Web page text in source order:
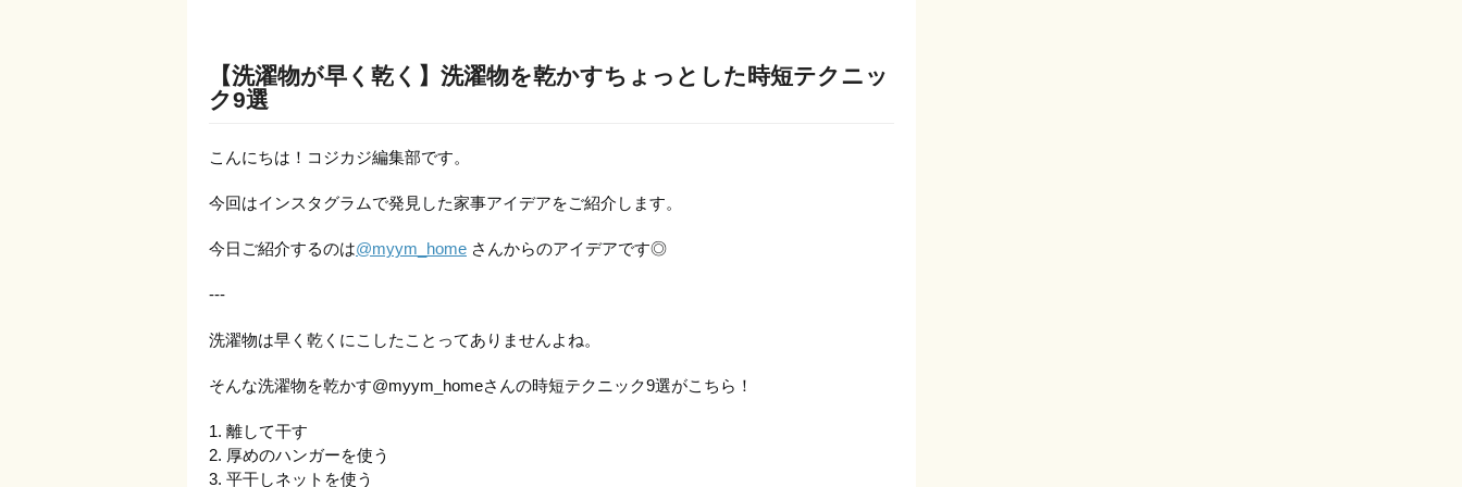
【洗濯物が早く乾く】洗濯物を乾かすちょっとした時短テクニッ
ク9選
こんにちは！コジカジ編集部です。
今回はインスタグラムで発見した家事アイデアをご紹介します。
今日ご紹介するのは@myym_home さんからのアイデアです◎
---
洗濯物は早く乾くにこしたことってありませんよね。
そんな洗濯物を乾かす@myym_homeさんの時短テクニック9選がこちら！
1. 離して干す
2. 厚めのハンガーを使う
3. 平干しネットを使う